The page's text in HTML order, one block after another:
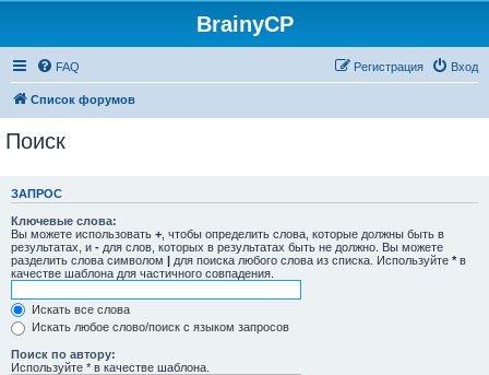
BrainyCP
FAQ Вход
Регистрация
Список форумов
Поиск
ЗАПРОС
Ключевые слова:
Вы можете использовать + , чтобы определить слова, которые должны быть в
результатах, и - для слов, которых в результатах быть не должно. Вы можете
разделить слова символом | для поиска любого слова из списка. Используйте * в
качестве шаблона для частичного совпадения.
Искать все слова
Искать любое слово/поиск с языком запросов
Поиск по автору:
Используйте * в качестве шаблона.